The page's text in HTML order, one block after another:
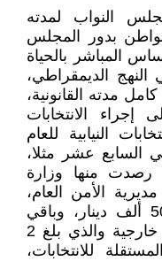
النواب لمدته
بدور المجلس
المباشر بالحياة
النهج الديمقراطي،
مدته القانونية،
الانتخابات
النيابية للعام
السابع عشر مثلا،
ألف دينار، رصدت منها وزارة
مديرية الأمن العام،
ووزارة التنمية السياسية بمبلغ 500 ألف دينار، وباقي
المبلغ تم تقديمه من جهات مانحة خارجية والذي بلغ 2
المستقلة للانتخابات،